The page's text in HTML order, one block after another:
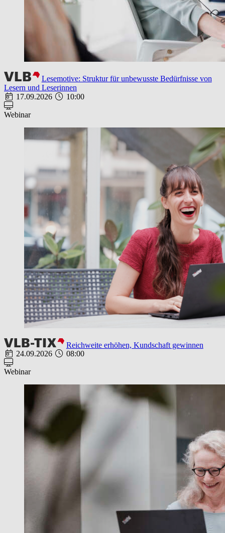
Lesemotive: Struktur für unbewusste Bedürfnisse von
Lesern und Leserinnen
17.09.2026
10:00
Webinar
Reichweite erhöhen, Kundschaft gewinnen
24.09.2026
08:00
Webinar